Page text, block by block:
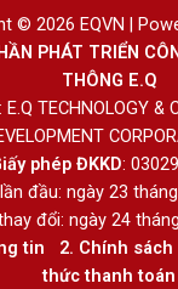
© 2026 EQVN |
PHÁT TRIỂN
THÔNG E.Q
TECHNOLOGY &
phép ĐKKD:
đầu: ngày 23
đổi: ngày 24
tin 2. Chính
thức thanh toán